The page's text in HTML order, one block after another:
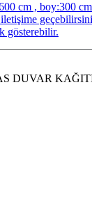
cm , boy:300
gösterebilir.
DUVAR